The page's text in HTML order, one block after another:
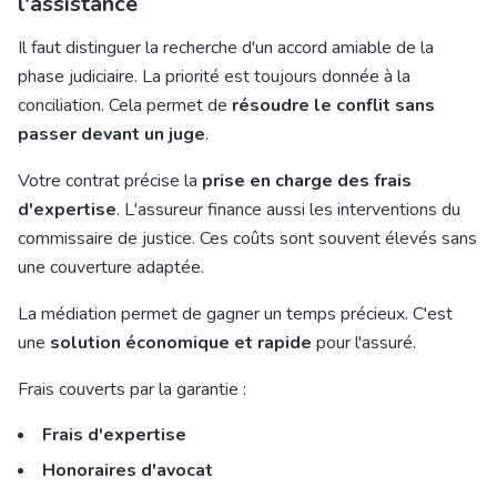
Il faut distinguer la recherche d'un accord amiable de la
phase judiciaire. La priorité est toujours donnée à la
conciliation. Cela permet de résoudre le conflit sans
passer devant un juge.
Votre contrat précise la prise en charge des frais
d'expertise. L'assureur finance aussi les interventions du
commissaire de justice. Ces coûts sont souvent élevés sans
une couverture adaptée.
La médiation permet de gagner un temps précieux. C'est
une solution économique et rapide pour l'assuré.
Frais couverts par la garantie :
Frais d'expertise
Honoraires d'avocat